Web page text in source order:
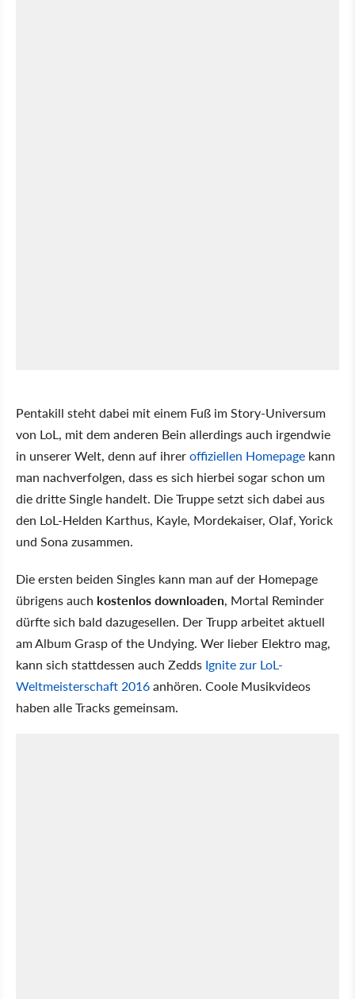
Pentakill steht dabei mit einem Fuß im Story-Universum
von LoL, mit dem anderen Bein allerdings auch irgendwie
in unserer Welt, denn auf ihreroffiziellen Homepage kann
man nachverfolgen, dass es sich hierbei sogar schon um
die dritte Single handelt. Die Truppe setzt sich dabei aus
den LoL-Helden Karthus, Kayle, Mordekaiser, Olaf, Yorick
und Sona zusammen.
Die ersten beiden Singles kann man auf der Homepage
übrigens auch kostenlos downloaden, Mortal Reminder
dürfte sich bald dazugesellen. Der Trupp arbeitet aktuell
am Album Grasp of the Undying. Wer lieber Elektro mag,
kann sich stattdessen auch Zedds Ignite zur LoL-
Weltmeisterschaft 2016anhören. Coole Musikvideos
haben alle Tracks gemeinsam.